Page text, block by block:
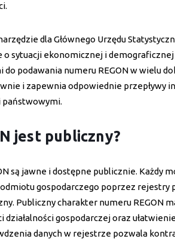
dla Głównego Urzędu
o sytuacji ekonomicznej i demograficznej
podawania numeru REGON w wielu
i zapewnia odpowiednie przepływy
jest publiczny?
są jawne i dostępne publicznie. Każdy
gospodarczego poprzez rejestry
Publiczny charakter numeru REGON
gospodarczej oraz
danych w rejestrze pozwala